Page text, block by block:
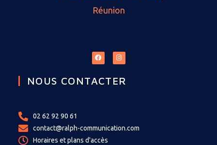
Réunion
NOUS CONTACTER
02 62 92 90 61
contact@ralph-communication.com
Horaires et plans d'accès